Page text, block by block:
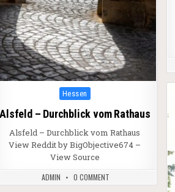
Posted in
Hessen
Alsfeld – Durchblick vom Rathaus
Alsfeld – Durchblick vom Rathaus
View Reddit by BigObjective674 –
View Source
ADMIN 0 COMMENT